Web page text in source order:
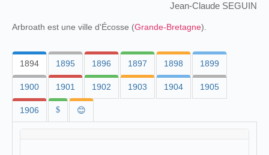
Jean-Claude SEGUIN
Arbroath est une ville d'Écosse (Grande-Bretagne).
1894 1895 1896 1897 1898 1899
1900 1901 1902 1903 1904 1905
1906 $ 😊